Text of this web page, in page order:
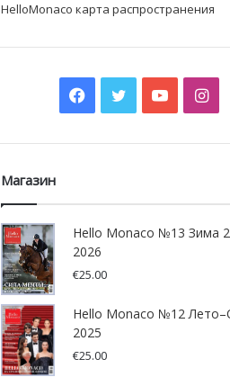
HelloMonaco карта распространения
Facebook
TwitterYouTube
Магазин
Hello Monaco №13 Зима
2026
€25.00
Hello Monaco №12
2025
€25.00